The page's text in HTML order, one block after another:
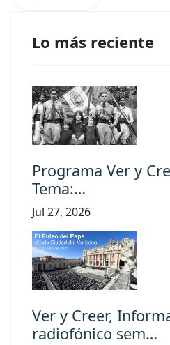
Lo más reciente
Programa Ver y
Tema:…
Jul 27, 2026
Ver y Creer,
radiofónico sem…